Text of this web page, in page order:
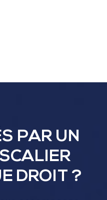
PAR UN
DROIT ?